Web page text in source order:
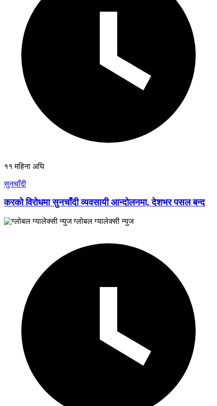
११ महिना अघि
सुनचाँदी
करको विरोधमा सुनचाँदी व्यवसायी आन्दोलनमा, देशभर पसल बन्द
ग्लोबल ग्यालेक्सी न्युज